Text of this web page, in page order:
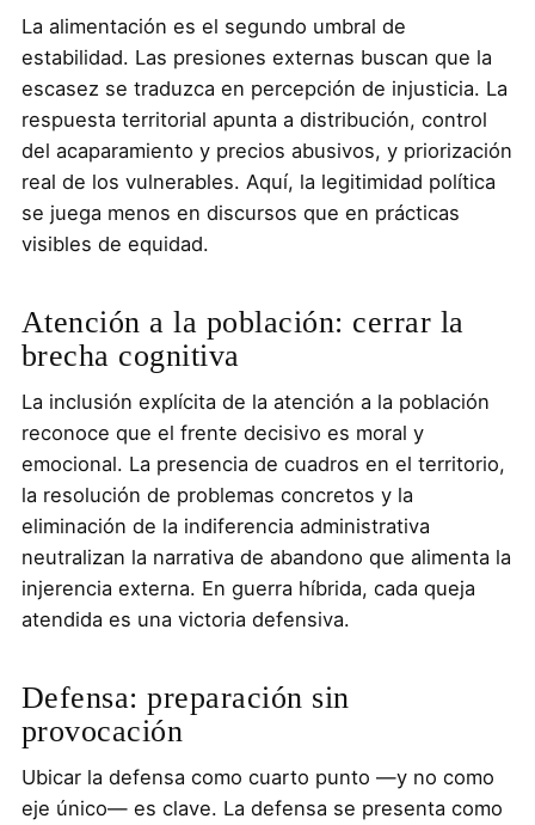
La alimentación es el segundo umbral de
estabilidad. Las presiones externas buscan que la
escasez se traduzca en percepción de injusticia. La
respuesta territorial apunta a distribución, control
del acaparamiento y precios abusivos, y priorización
real de los vulnerables. Aquí, la legitimidad política
se juega menos en discursos que en prácticas
visibles de equidad.
Atención a la población: cerrar la
brecha cognitiva
La inclusión explícita de la atención a la población
reconoce que el frente decisivo es moral y
emocional. La presencia de cuadros en el territorio,
la resolución de problemas concretos y la
eliminación de la indiferencia administrativa
neutralizan la narrativa de abandono que alimenta la
injerencia externa. En guerra híbrida, cada queja
atendida es una victoria defensiva.
Defensa: preparación sin
provocación
Ubicar la defensa como cuarto punto —y no como
eje único— es clave. La defensa se presenta como